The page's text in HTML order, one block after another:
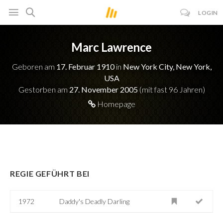
LOGIN
Marc Lawrence
Geboren am 17. Februar 1910in New York City, New York,
USA
Gestorben am 27. November 2005(mit fast 96 Jahren)
Homepage
REGIE GEFÜHRT BEI
1972 Daddy's Deadly Darling